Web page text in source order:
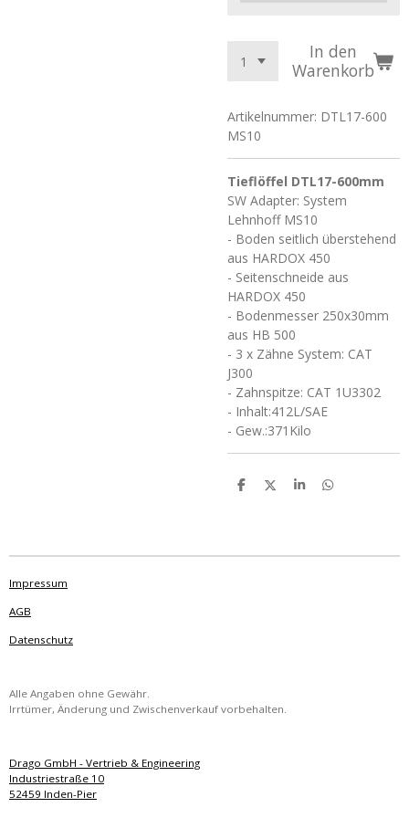
In den
Warenkorb
Artikelnummer: DTL17-600
MS10
Tieflöffel DTL17-600mm
SW Adapter: System
Lehnhoff MS10
- Boden seitlich überstehend
aus HARDOX 450
- Seitenschneide aus
HARDOX 450
- Bodenmesser 250x30mm
aus HB 500
- 3 x Zähne System: CAT
J300
- Zahnspitze: CAT 1U3302
- Inhalt:412L/SAE
- Gew.:371Kilo
T
n
T
n
T
n
T
n
Impressum
AGB
Datenschutz
Alle Angaben ohne Gewähr.
Irrtümer, Änderung und Zwischenverkauf vorbehalten.
Drago GmbH - Vertrieb & Engineering
Industriestraße 10
52459 Inden-Pier